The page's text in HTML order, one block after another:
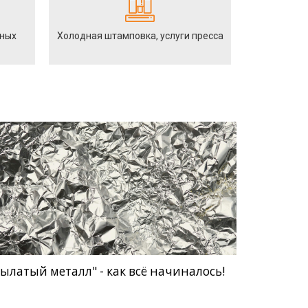
Холодная штамповка, услуги пресса
металл" - как всё начиналось!